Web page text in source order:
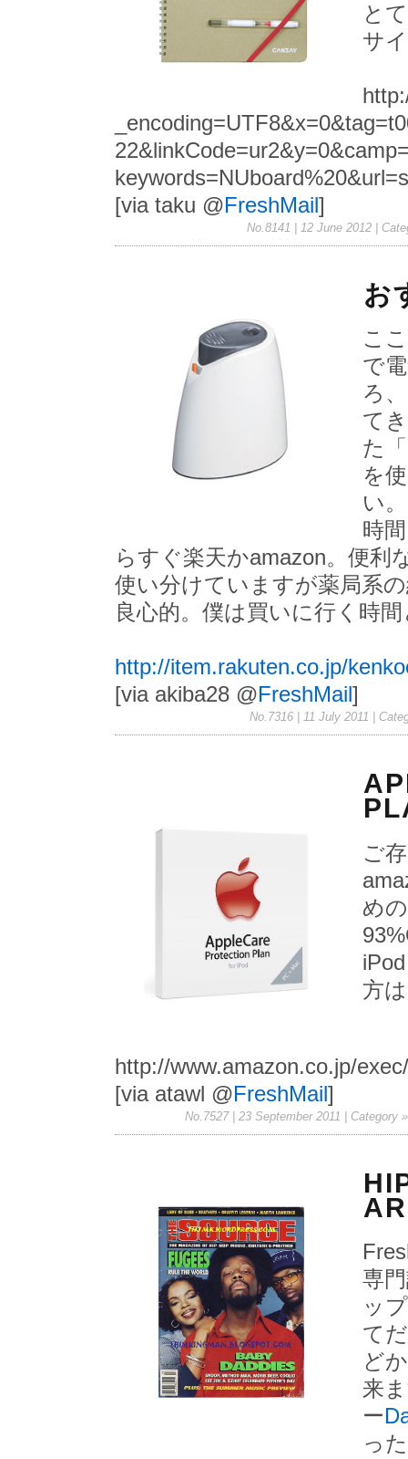
と
サ
[via taku @FreshMail]
No.8141 | 12 June 2012 |
お
こ
で
ろ、
て
た
を
い
時
らすぐ楽天かamazon。便
使い分けていますが薬局系
良心的。僕は買いに行く時
http://item.rakuten.co.jp/
[via akiba28 @FreshMail ]
No.7316 | 11 July 2011 |
ご
め
方
http://www.amazon.co.jp/
[via atawl @FreshMail]
No.7527 | 23 September 2011 | Category
専
ッ
て
ど
来
ー
っ